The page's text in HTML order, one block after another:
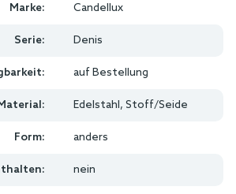
Marke: Candellux
Serie: Denis
auf Bestellung
Edelstahl, Stoff/Seide
Form: anders
nein